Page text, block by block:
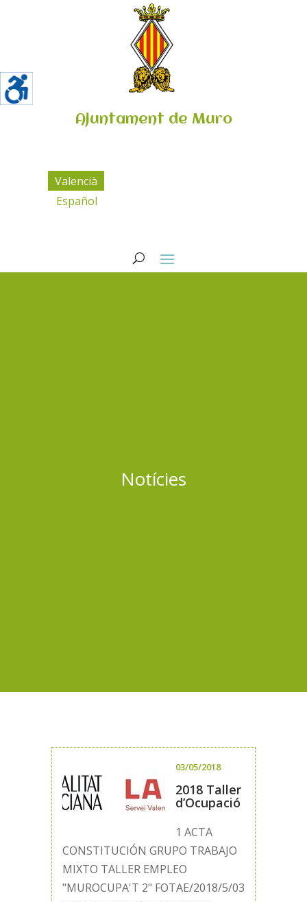
Ajuntament de Muro
Valencià
Español
Notícies
03/05/2018
2018 Taller
d’Ocupació
1 ACTA
CONSTITUCIÓN GRUPO TRABAJO
MIXTO TALLER EMPLEO
"MUROCUPA'T 2" FOTAE/2018/5/03